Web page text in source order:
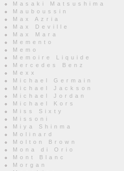
Masaki Matsushima
Mauboussin
Max Azria
Max Deville
Max Mara
Memento
Memo
Memoire Liquide
Mercedes Benz
Mexx
Michael Germain
Michael Jackson
Michael Jordan
Michael Kors
Miss Sixty
Missoni
Miya Shinma
Molinard
Molton Brown
Mona di Orio
Mont Blanc
Morgan